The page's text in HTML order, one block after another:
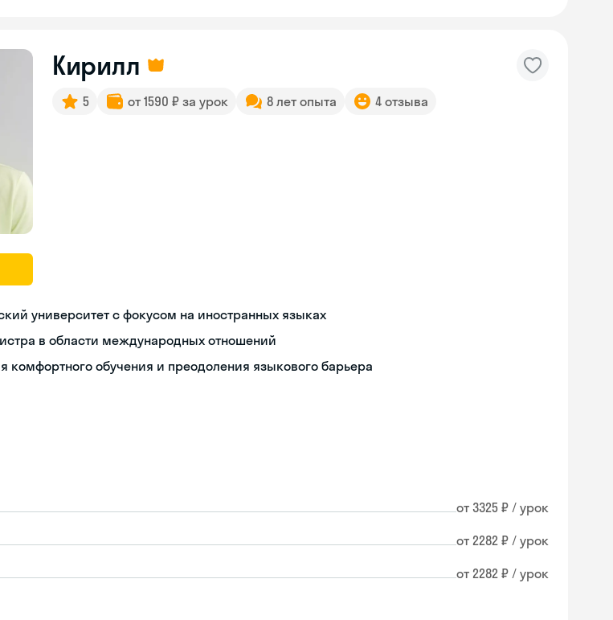
Кирилл
5 от 1590 ₽ за урок 8 лет опыта 4 отзыва
университет с фокусом на иностранных языках
в области международных отношений
комфортного обучения и преодоления языкового барьера
от 3325 ₽ / урок
от 2282 ₽ / урок
от 2282 ₽ / урок